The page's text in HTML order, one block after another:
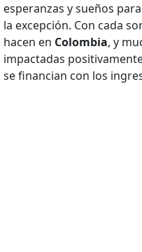
esperanzas y sueños
la excepción. Con cada
hacen en Colombia, y
impactadas
se financian con los